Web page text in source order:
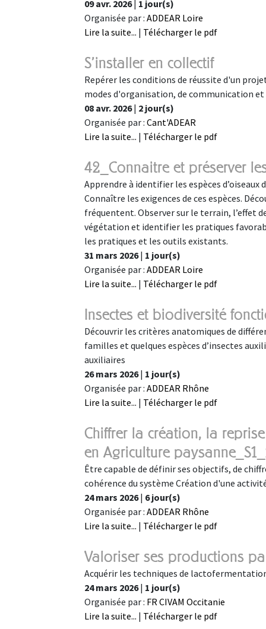
09 avr. 2026| 1 jour(s)
Organisée par : ADDEAR Loire
Lire la suite... | Télécharger le pdf
S'installer en collectif
Repérer les conditions de réussite d'un
modes d'organisation, de communication
08 avr. 2026| 2 jour(s)
Organisée par : Cant'ADEAR
Lire la suite... | Télécharger le pdf
42_Connaitre et préserver
Apprendre à identifier les espèces
Connaître les exigences de ces espèces.
fréquentent. Observer sur le terrain, l’effet
végétation et identifier les pratiques
les pratiques et les outils existants.
31 mars 2026| 1 jour(s)
Organisée par : ADDEAR Loire
Lire la suite... | Télécharger le pdf
Insectes et biodiversité
Découvrir les critères anatomiques de
familles et quelques espèces d’insectes
auxiliaires
26 mars 2026| 1 jour(s)
Organisée par : ADDEAR Rhône
Lire la suite... | Télécharger le pdf
Chiffrer la création, la
en Agriculture
Être capable de définir ses objectifs, de
cohérence du système Création d'une
24 mars 2026| 6 jour(s)
Organisée par : ADDEAR Rhône
Lire la suite... | Télécharger le pdf
Valoriser ses productions
Acquérir les techniques de
24 mars 2026| 1 jour(s)
Organisée par : FR CIVAM Occitanie
Lire la suite... | Télécharger le pdf